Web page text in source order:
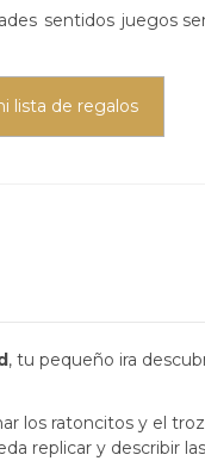
sentidos juegos
lista de regalos
, tu pequeño ira
los ratoncitos y el
replicar y describir